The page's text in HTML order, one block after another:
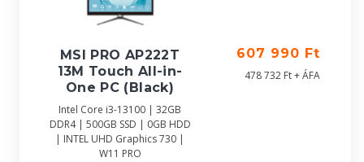
MSI PRO AP222T
13M Touch All-in-
One PC (Black)
Intel Core i3-13100 | 32GB
DDR4 | 500GB SSD | 0GB HDD
| INTEL UHD Graphics 730 |
W11 PRO
607 990 Ft
478 732 Ft + ÁFA